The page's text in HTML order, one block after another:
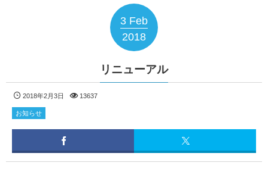
3 Feb
2018
リニューアル
2018年2月3日 13637
お知らせ